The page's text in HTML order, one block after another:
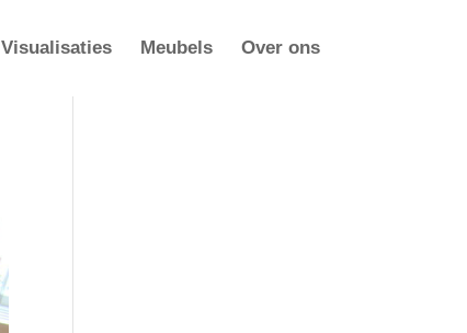
Visualisaties Meubels Over ons